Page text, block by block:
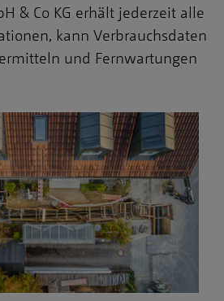
& Co KG erhält jederzeit alle
kann Verbrauchsdaten
und Fernwartungen